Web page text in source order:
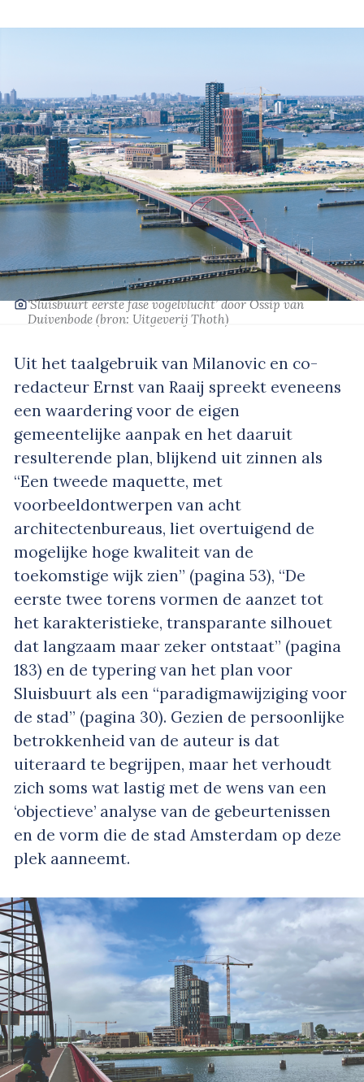
‘Sluisbuurt eerste fase vogelvlucht’door Ossip van
Duivenbode (bron: Uitgeverij Thoth)
Uit het taalgebruik van Milanovic en co-
redacteur Ernst van Raaij spreekt eveneens
een waardering voor de eigen
gemeentelijke aanpak en het daaruit
resulterende plan, blijkend uit zinnen als
“Een tweede maquette, met
voorbeeldontwerpen van acht
architectenbureaus, liet overtuigend de
mogelijke hoge kwaliteit van de
toekomstige wijk zien” (pagina 53), “De
eerste twee torens vormen de aanzet tot
het karakteristieke, transparante silhouet
dat langzaam maar zeker ontstaat” (pagina
183) en de typering van het plan voor
Sluisbuurt als een “paradigmawijziging voor
de stad” (pagina 30). Gezien de persoonlijke
betrokkenheid van de auteur is dat
uiteraard te begrijpen, maar het verhoudt
zich soms wat lastig met de wens van een
‘objectieve’ analyse van de gebeurtenissen
en de vorm die de stad Amsterdam op deze
plek aanneemt.